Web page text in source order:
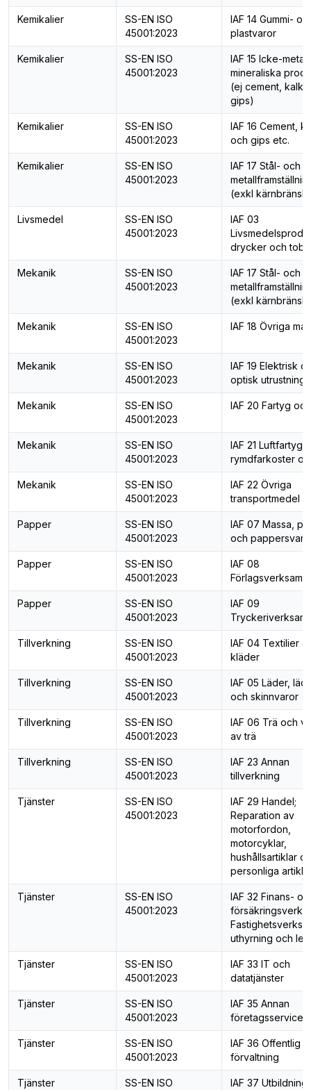
Kemikalier
SS-EN ISO
45001:2023
IAF 14 Gummi-
plastvaror
Kemikalier
SS-EN ISO
45001:2023
IAF 15 Icke-
mineraliska
(ej cement, kalk
gips)
Kemikalier
SS-EN ISO
45001:2023
IAF 16 Cement,
och gips etc.
Kemikalier
SS-EN ISO
45001:2023
IAF 17 Stål- och
(exkl
Livsmedel
SS-EN ISO
45001:2023
IAF 03
drycker och
Mekanik
SS-EN ISO
45001:2023
IAF 17 Stål- och
(exkl
Mekanik
SS-EN ISO
45001:2023
IAF 18 Övriga
Mekanik
SS-EN ISO
45001:2023
IAF 19 Elektrisk
optisk utrustning
Mekanik
SS-EN ISO
45001:2023
IAF 20 Fartyg
Mekanik
SS-EN ISO
45001:2023
IAF 21 Luftfartyg,
rymdfarkoster
Mekanik
SS-EN ISO
45001:2023
IAF 22 Övriga
transportmedel
Papper
SS-EN ISO
45001:2023
IAF 07 Massa,
och
Papper
SS-EN ISO
45001:2023
IAF 08
Papper
SS-EN ISO
45001:2023
IAF 09
Tillverkning
SS-EN ISO
45001:2023
IAF 04 Textilier
kläder
Tillverkning
SS-EN ISO
45001:2023
IAF 05 Läder,
och skinnvaror
Tillverkning
SS-EN ISO
45001:2023
IAF 06 Trä och
av trä
Tillverkning
SS-EN ISO
45001:2023
IAF 23 Annan
tillverkning
Tjänster
SS-EN ISO
45001:2023
IAF 29 Handel;
Reparation av
motorfordon,
motorcyklar,
hushållsartiklar
personliga
Tjänster
SS-EN ISO
45001:2023
IAF 32 Finans-
uthyrning och
Tjänster
SS-EN ISO
45001:2023
IAF 33 IT och
datatjänster
Tjänster
SS-EN ISO
45001:2023
IAF 35 Annan
företagsservice
Tjänster
SS-EN ISO
45001:2023
IAF 36 Offentlig
förvaltning
Tjänster
SS-EN ISO
IAF 37 Utbildning